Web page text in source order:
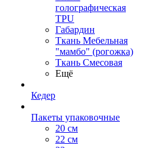
голографическая
TPU
Габардин
Ткань Мебельная
"мамбо" (рогожка)
Ткань Смесовая
Ещё
Кедер
Пакеты упаковочные
20 см
22 см